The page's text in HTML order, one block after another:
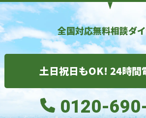
全国対応無料相談ダ
土日祝日もOK! 24時間
0120-